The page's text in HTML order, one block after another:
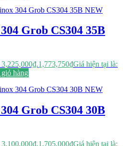
Grob CS304 35B
1,773,750₫Giá hiện tại là:
hàng
Grob CS304 30B
1,705,000₫Giá hiện tại là: